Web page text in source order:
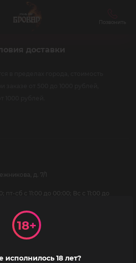
Позвонить
доставки
д. 7/1
пт-сб с 11:00 до 00:00; Вс с 11:00 до
исполнилось 18 лет?